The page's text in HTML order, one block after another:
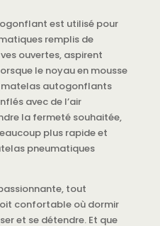
est utilisé pour
remplis de
ouvertes, aspirent
le noyau en mousse
matelas autogonflants
avec de l’air
la fermeté souhaitée,
plus rapide et
pneumatiques
tout
confortable où dormir
et se détendre. Et que